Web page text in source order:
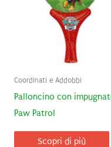
Coordinati e Addobbi
Palloncino con
Paw Patrol
Scopri di più